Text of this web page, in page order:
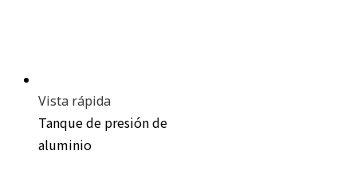
Vista rápida
Tanque de presión de
aluminio